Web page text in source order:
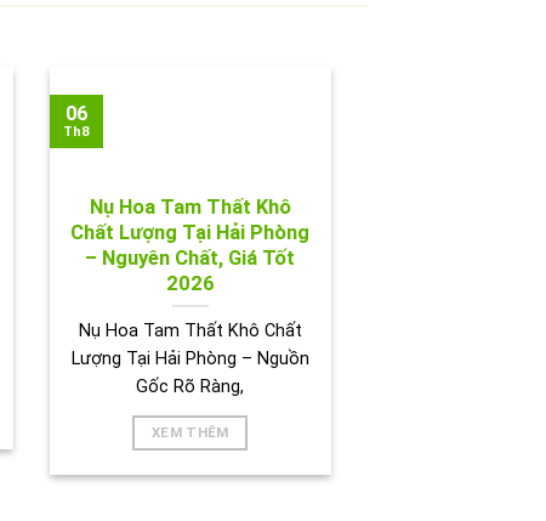
Nụ Hoa Tam Thất Khô
Chất Lượng Tại Hải Phòng
– Nguyên Chất, Giá Tốt
2026
Nụ Hoa Tam Thất Khô Chất
Lượng Tại Hải Phòng – Nguồn
Gốc Rõ Ràng,
XEM THÊM
06
Th8